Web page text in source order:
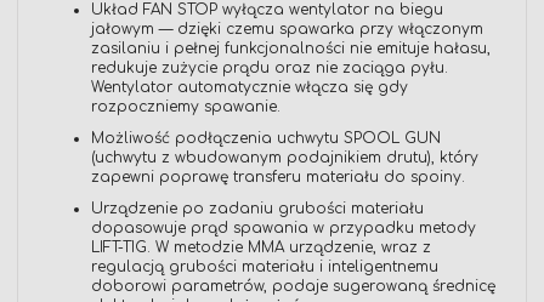
Układ FAN STOP wyłącza wentylator na biegu
jałowym — dzięki czemu spawarka przy włączonym
zasilaniu i pełnej funkcjonalności nie emituje hałasu,
redukuje zużycie prądu oraz nie zaciąga pyłu.
Wentylator automatycznie włącza się gdy
rozpoczniemy spawanie.
Możliwość podłączenia uchwytu SPOOL GUN
(uchwytu z wbudowanym podajnikiem drutu), który
zapewni poprawę transferu materiału do spoiny.
Urządzenie po zadaniu grubości materiału
dopasowuje prąd spawania w przypadku metody
LIFT-TIG. W metodzie MMA urządzenie, wraz z
regulacją grubości materiału i inteligentnemu
doborowi parametrów, podaje sugerowaną średnicę